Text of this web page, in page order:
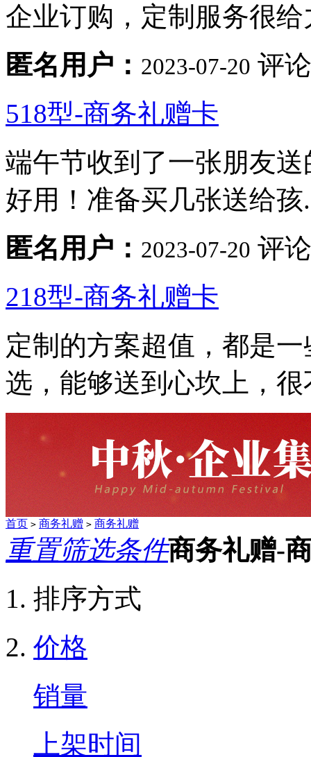
企业订购，定制服务很
匿名用户： 2023-07-20 评
518型-商务礼赠卡
端午节收到了一张朋友
好用！准备买几张送给孩
匿名用户： 2023-07-20 评
218型-商务礼赠卡
定制的方案超值，都是
选，能够送到心坎上，很
首页 > 商务礼赠 > 商务礼赠
重置筛选条件商务礼赠-
排序方式
价格
销量
上架时间